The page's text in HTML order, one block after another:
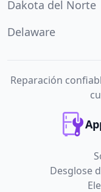
Dakota del Norte
Delaware
Reparación
Desglose